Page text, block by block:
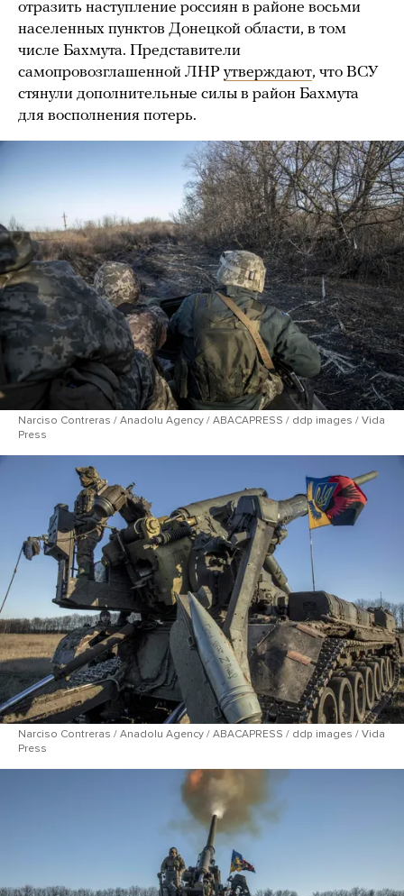
отразить наступление россиян в районе восьми
населенных пунктов Донецкой области, в том
числе Бахмута. Представители
самопровозглашенной ЛНР утверждают, что ВСУ
стянули дополнительные силы в район Бахмута
для восполнения потерь.
Narci​so Contreras / Anadolu Agency / ABACAPRESS / ddp images / Vida
Press
Narci​so Contreras / Anadolu Agency / ABACAPRESS / ddp images / Vida
Press